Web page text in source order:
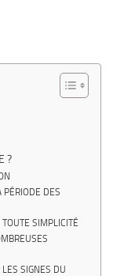
?
PÉRIODE DES
SIMPLICITÉ
SIGNES DU